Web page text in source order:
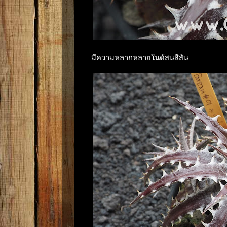
มีความหลากหลายในด้สนสีสัน